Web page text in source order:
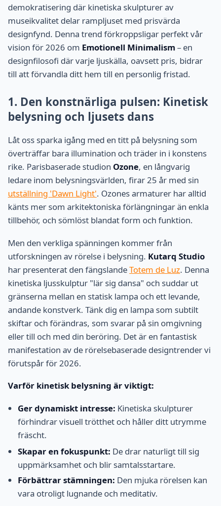
demokratisering där kinetiska skulpturer av
museikvalitet delar rampljuset med prisvärda
designfynd. Denna trend förkroppsligar perfekt vår
vision för 2026 om Emotionell Minimalism– en
designfilosofi där varje ljuskälla, oavsett pris, bidrar
till att förvandla ditt hem till en personlig fristad.
1. Den konstnärliga pulsen: Kinetisk
belysning och ljusets dans
Låt oss sparka igång med en titt på belysning som
överträffar bara illumination och träder in i konstens
rike. Parisbaserade studion Ozone, en långvarig
ledare inom belysningsvärlden, firar 25 år med sin
utställning 'Dawn Light'. Ozones armaturer har alltid
känts mer som arkitektoniska förlängningar än enkla
tillbehör, och sömlöst blandat form och funktion.
Men den verkliga spänningen kommer från
utforskningen av rörelse i belysning. Kutarq Studio
har presenterat den fängslandeTotem de Luz. Denna
kinetiska ljusskulptur "lär sig dansa" och suddar ut
gränserna mellan en statisk lampa och ett levande,
andande konstverk. Tänk dig en lampa som subtilt
skiftar och förändras, som svarar på sin omgivning
eller till och med din beröring. Det är en fantastisk
manifestation av de rörelsebaserade designtrender vi
förutspår för 2026.
Varför kinetisk belysning är viktigt:
Ger dynamiskt intresse: Kinetiska skulpturer
förhindrar visuell trötthet och håller ditt utrymme
fräscht.
Skapar en fokuspunkt: De drar naturligt till sig
uppmärksamhet och blir samtalsstartare.
Förbättrar stämningen: Den mjuka rörelsen kan
vara otroligt lugnande och meditativ.